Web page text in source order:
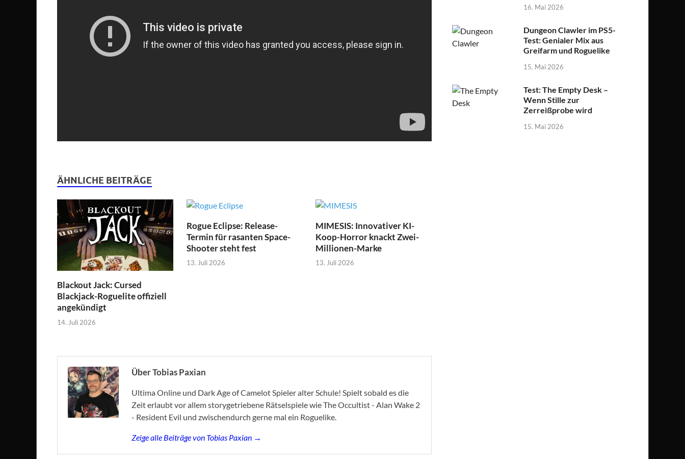
ÄHNLICHE BEITRÄGE
Blackout Jack: Cursed
Blackjack-Roguelite offiziell
angekündigt
14. Juli 2026
Rogue Eclipse: Release-
Termin für rasanten Space-
Shooter steht fest
13. Juli 2026
MIMESIS: Innovativer KI-
Koop-Horror knackt Zwei-
Millionen-Marke
13. Juli 2026
Über Tobias Paxian
Ultima Online und Dark Age of Camelot Spieler alter Schule! Spielt sobald es die
Zeit erlaubt vor allem storygetriebene Rätselspiele wie The Occultist - Alan Wake 2
- Resident Evil und zwischendurch gerne mal ein Roguelike.
Zeige alle Beiträge von Tobias Paxian →
16. Mai 2026
Dungeon Clawler im PS5-
Test: Genialer Mix aus
Greifarm und Roguelike
15. Mai 2026
Test: The Empty Desk –
Wenn Stille zur
Zerreißprobe wird
15. Mai 2026